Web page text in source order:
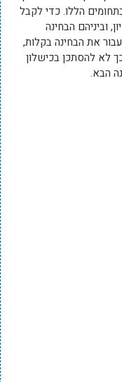
הללו. כדי לקבל
וביניהם הבחינה
את הבחינה בקלות,
לא להסתכן בכישלון
הבא.